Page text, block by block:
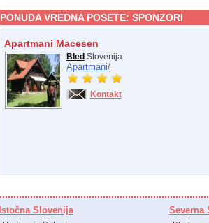
PONUDA VREDNA POSETE: SPONZORI
Apartmani Macesen
Bled Slovenija
Apartmani/
Kontakt
Istočna Slovenija Severna